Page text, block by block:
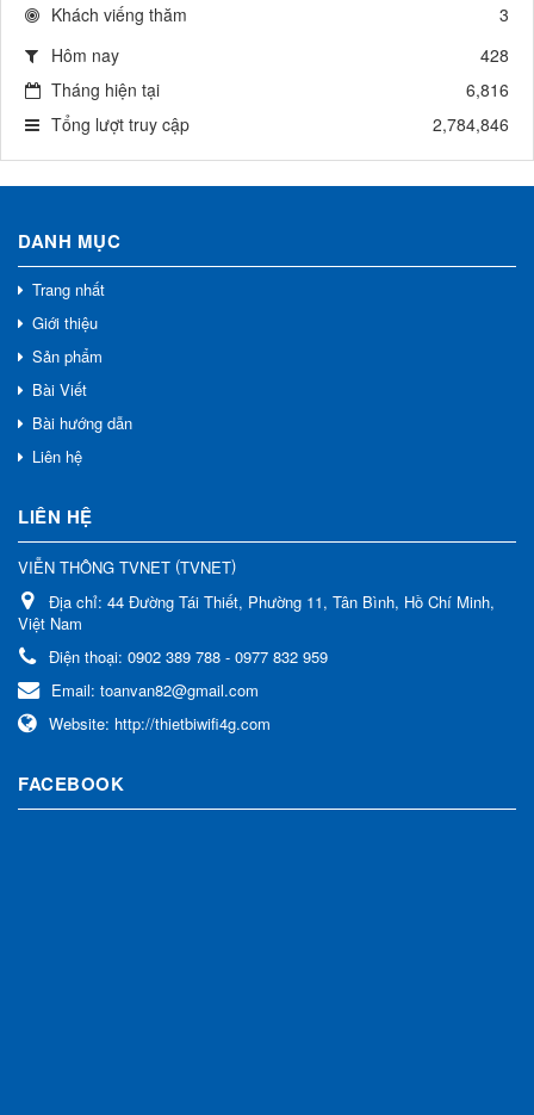
Khách viếng thăm
3
Hôm nay
428
Tháng hiện tại
6,816
Tổng lượt truy cập
2,784,846
DANH MỤC
Trang nhất
Giới thiệu
Sản phẩm
Bài Viết
Bài hướng dẫn
Liên hệ
LIÊN HỆ
VIỄN THÔNG TVNET (TVNET)
Địa chỉ: 44 Đường Tái Thiết, Phường 11, Tân Bình, Hồ Chí Minh,
Việt Nam
Điện thoại: 0902 389 788 - 0977 832 959
Email: toanvan82@gmail.com
Website: http://thietbiwifi4g.com
FACEBOOK